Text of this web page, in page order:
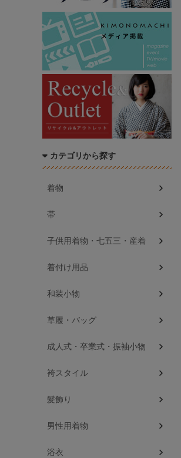
カテゴリから探す
着物
帯
子供用着物・七五三・産着
着付け用品
和装小物
草履・バッグ
成人式・卒業式・振袖小物
袴スタイル
髪飾り
男性用着物
浴衣